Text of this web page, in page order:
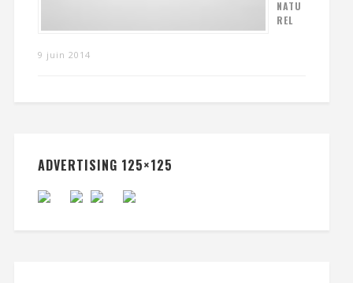
NATU
REL
9 juin 2014
ADVERTISING 125×125